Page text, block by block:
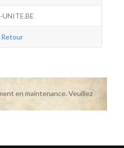
UNITE.BE
Retour
en maintenance. Veuillez